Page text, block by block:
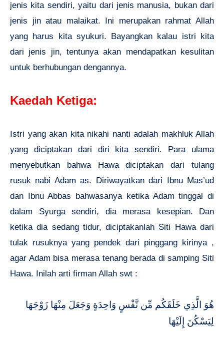
jenis kita sendiri, yaitu dari jenis manusia, bukan dari
jenis jin atau malaikat. Ini merupakan rahmat Allah
yang harus kita syukuri. Bayangkan kalau istri kita
dari jenis jin, tentunya akan mendapatkan kesulitan
untuk berhubungan dengannya.
Kaedah Ketiga:
Istri yang akan kita nikahi nanti adalah makhluk Allah
yang diciptakan dari diri kita sendiri. Para ulama
menyebutkan bahwa Hawa diciptakan dari tulang
rusuk nabi Adam as. Diriwayatkan dari Ibnu Mas’ud
dan Ibnu Abbas bahwasanya ketika Adam tinggal di
dalam Syurga sendiri, dia merasa kesepian. Dan
ketika dia sedang tidur, diciptakanlah Siti Hawa dari
tulak rusuknya yang pendek dari pinggang kirinya ,
agar Adam bisa merasa tenang berada di samping Siti
Hawa. Inilah arti firman Allah swt :
هُوَ الَّذِي خَلَقَكُم مِّن نَّفْسٍ وَاحِدَةٍ وَجَعَلَ مِنْهَا زَوْجَهَا
لِيَسْكُنَ إِلَيْهَا